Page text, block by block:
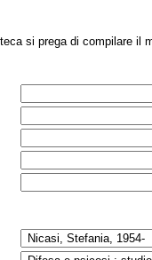
si prega di compilare il